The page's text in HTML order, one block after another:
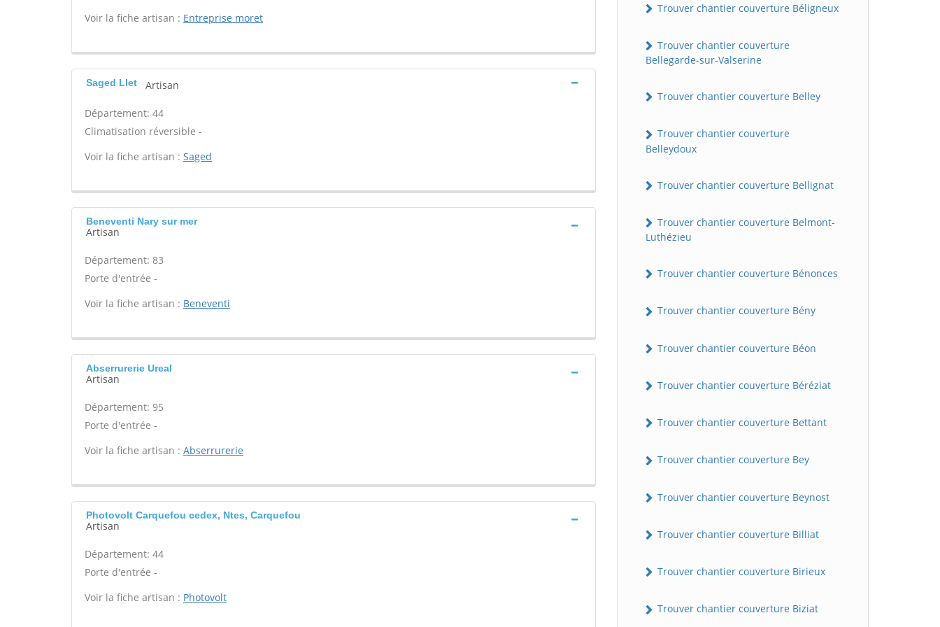
Voir la fiche artisan : Entreprise moret
Saged Llet Artisan
Département: 44
Climatisation réversible -
Voir la fiche artisan : Saged
Beneventi Nary sur mer
Artisan
Département: 83
Porte d'entrée -
Voir la fiche artisan : Beneventi
Abserrurerie Ureal
Artisan
Département: 95
Porte d'entrée -
Voir la fiche artisan : Abserrurerie
Photovolt Carquefou cedex, Ntes, Carquefou
Artisan
Département: 44
Porte d'entrée -
Voir la fiche artisan : Photovolt
Trouver chantier couverture Béligneux
Trouver chantier couverture
Bellegarde-sur-Valserine
Trouver chantier couverture Belley
Trouver chantier couverture
Belleydoux
Trouver chantier couverture Bellignat
Trouver chantier couverture Belmont-
Luthézieu
Trouver chantier couverture Bénonces
Trouver chantier couverture Bény
Trouver chantier couverture Béon
Trouver chantier couverture Béréziat
Trouver chantier couverture Bettant
Trouver chantier couverture Bey
Trouver chantier couverture Beynost
Trouver chantier couverture Billiat
Trouver chantier couverture Birieux
Trouver chantier couverture Biziat